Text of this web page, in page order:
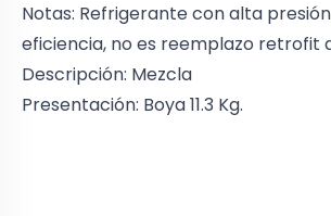
Notas: Refrigerante con alta
eficiencia, no es reemplazo retrofit
Descripción: Mezcla
Presentación: Boya 11.3 Kg.